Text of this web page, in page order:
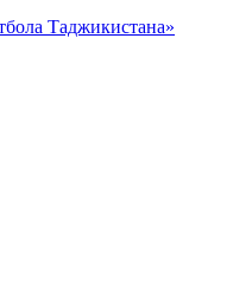
Таджикистана»